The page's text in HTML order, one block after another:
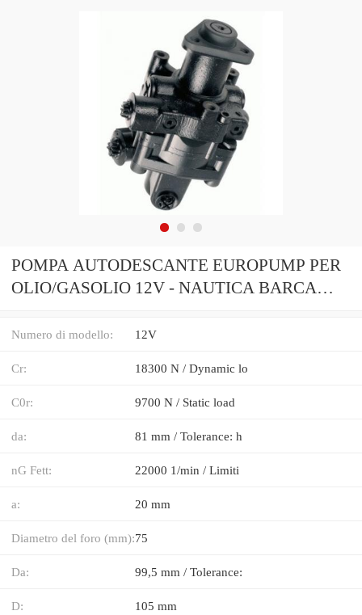
POMPA AUTODESCANTE EUROPUMP PER
OLIO/GASOLIO 12V - NAUTICA BARCA
Numero di modello: 12V
Cr: 18300 N / Dynamic lo
C0r: 9700 N / Static load
da: 81 mm / Tolerance: h
nG Fett: 22000 1/min / Limiti
a: 20 mm
Diametro del foro (mm):75
Da: 99,5 mm / Tolerance:
D: 105 mm